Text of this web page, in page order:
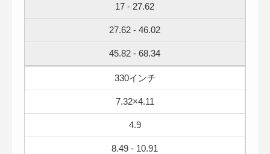
17 - 27.62
27.62 - 46.02
45.82 - 68.34
330インチ
7.32×4.11
4.9
8.49 - 10.91